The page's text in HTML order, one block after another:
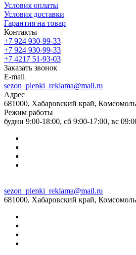
Условия оплаты
Условия доставки
Гарантия на товар
Контакты
+7 924 930-99-33
+7 924 930-99-33
+7 4217 51-93-03
Заказать звонок
E-mail
sezon_plenki_reklama@mail.ru
Адрес
681000, Хабаровский край,
Режим работы
будни 9:00-18:00, сб 9:00-17:00, вс
sezon_plenki_reklama@mail.ru
681000, Хабаровский край,